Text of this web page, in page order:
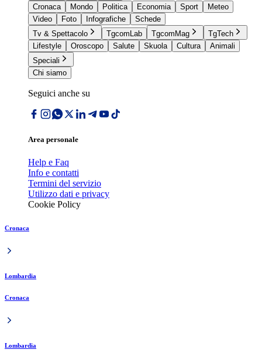
Cronaca
Mondo Politica Economia Sport
Meteo
Video
Foto Infografiche
Schede
Tv & Spettacolo
TgcomLab TgcomMag
TgTech
Lifestyle
Oroscopo Salute Skuola Cultura
Animali
Speciali
Chi siamo
Seguici anche su
Area personale
Help e Faq
Info e contatti
Termini del servizio
Utilizzo dati e privacy
Cookie Policy
Cronaca
Lombardia
Cronaca
Lombardia